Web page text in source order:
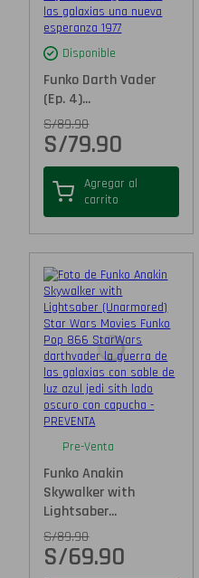
Disponible
Funko Darth Vader
(Ep. 4)...
S/89.90
S/79.90
Agregar al
carrito
Pre-Venta
Funko Anakin
Skywalker with
Lightsaber...
S/89.90
S/69.90